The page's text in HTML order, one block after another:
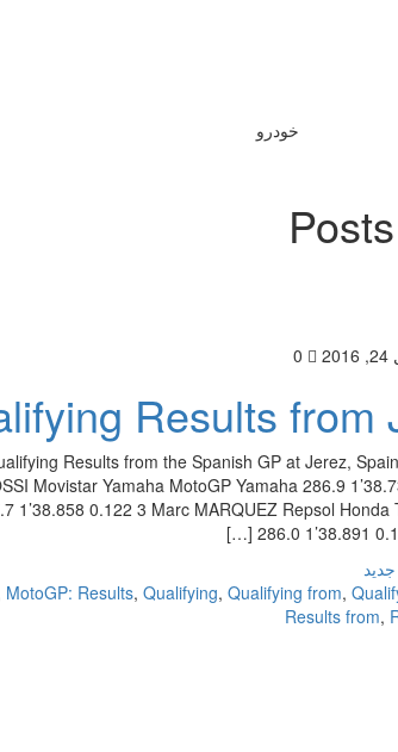
خودرو
0
Results from
Results from the Spanish GP at Jerez,
Movistar Yamaha MotoGP Yamaha 286.9
1’38.858 0.122 3 Marc MARQUEZ Repsol Honda
286.0 1’38.891
MotoGP: Results, Qualifying, Qualifying from,
Results from,